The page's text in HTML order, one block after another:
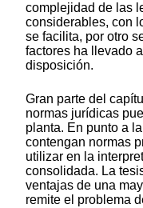
complejidad de las
considerables, con
se facilita, por otro
factores ha llevado
disposición.
Gran parte del
normas jurídicas
planta. En punto a
contengan normas
utilizar en la
consolidada. La
ventajas de una
remite el problema